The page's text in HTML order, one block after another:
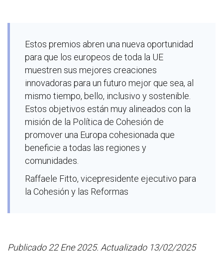
Estos premios abren una nueva oportunidad
para que los europeos de toda la UE
muestren sus mejores creaciones
innovadoras para un futuro mejor que sea, al
mismo tiempo, bello, inclusivo y sostenible.
Estos objetivos están muy alineados con la
misión de la Política de Cohesión de
promover una Europa cohesionada que
beneficie a todas las regiones y
comunidades.
Raffaele Fitto, vicepresidente ejecutivo para
la Cohesión y las Reformas
Publicado 22 Ene 2025. Actualizado 13/02/2025